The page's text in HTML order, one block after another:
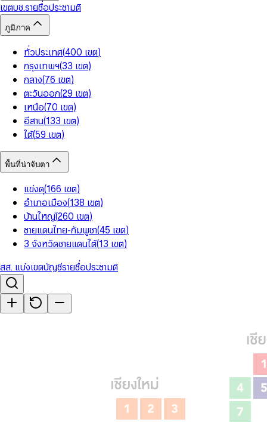
เขตบช.รายชื่อประชามติ
ภูมิภาค
ทั่วประเทศ(400 เขต)
กรุงเทพฯ(33 เขต)
กลาง(76 เขต)
ตะวันออก(29 เขต)
เหนือ(70 เขต)
อีสาน(133 เขต)
ใต้(59 เขต)
พื้นที่น่าจับตา
แข่งดุ(166 เขต)
อำเภอเมือง(138 เขต)
บ้านใหญ่(260 เขต)
ชายแดนไทย-กัมพูชา(45 เขต)
3 จังหวัดชายแดนใต้(13 เขต)
สส. แบ่งเขตบัญชีรายชื่อประชามติ